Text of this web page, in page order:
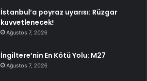
İstanbul’a poyraz uyarısı: Rüzgar
kuvvetlenecek!
Ağustos 7, 2026
İngiltere’nin En Kötü Yolu: M27
Ağustos 7, 2026